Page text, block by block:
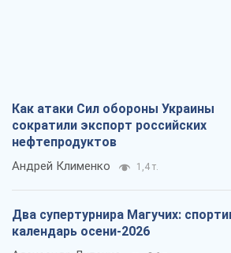
Как атаки Сил обороны Украины
сократили экспорт российских
нефтепродуктов
Андрей Клименко 1,4 т.
Два супертурнира Магучих:
календарь осени-2026